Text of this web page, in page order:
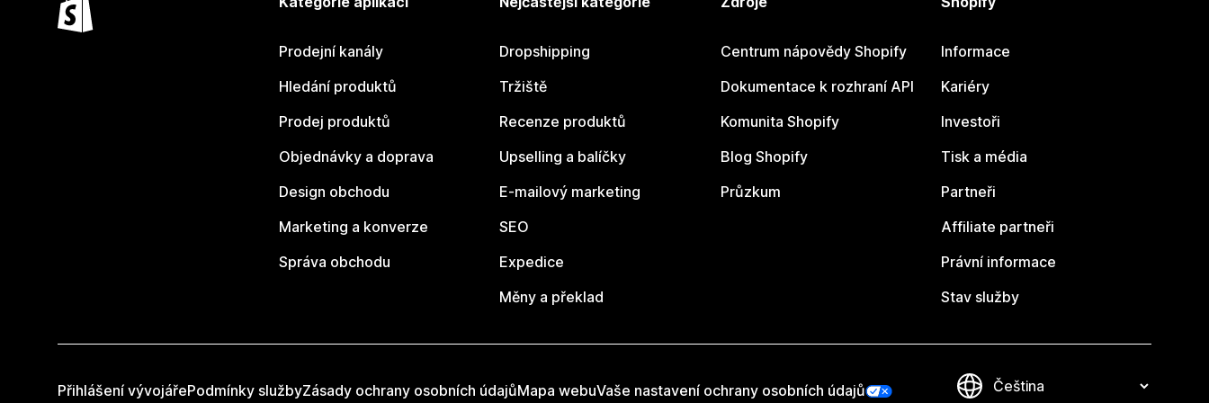
Prodejní kanály
Hledání produktů
Prodej produktů
Objednávky a doprava
Design obchodu
Marketing a konverze
Správa obchodu
Dropshipping
Tržiště
Recenze produktů
Upselling a balíčky
E-mailový marketing
SEO
Expedice
Měny a překlad
Centrum nápovědy Shopify
Dokumentace k rozhraní API
Komunita Shopify
Blog Shopify
Průzkum
Informace
Kariéry
Investoři
Tisk a média
Partneři
Affiliate partneři
Právní informace
Stav služby
Přihlášení vývojářePodmínky službyZásady ochrany osobních údajůMapa webuVaše nastavení ochrany osobních údajů